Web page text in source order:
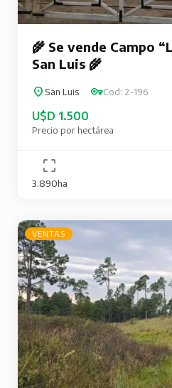
🌾 Se vende Campo
San Luis 🌾
San Luis Cod: 2-196
U$D 1.500
Precio por hectárea
3.890ha
VENTAS